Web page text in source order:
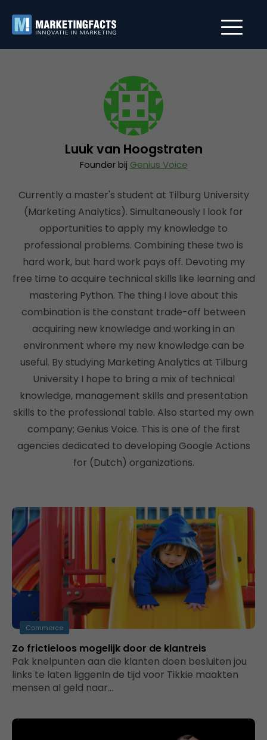
Luuk van Hoogstraten
Founder bij Genius Voice
Currently a master's student at Tilburg University
(Marketing Analytics). Simultaneously I look for
opportunities to apply my knowledge to
professional problems. Combining these two is
hard work, but hard work pays off. Devoting my
free time to acquire technical skills like learning and
mastering Python. The thing I love about this
combination is the constant trade-off between
acquiring new knowledge and working in an
environment where my new knowledge can be
useful. By studying Marketing Analytics at Tilburg
University I hope to bring a mix of technical
knowledge, management skills and presentation
skills to the professional table. Also started my own
company; Genius Voice. This is one of the first
agencies dedicated to developing Google Actions
for (Dutch) organizations.
Commerce
Zo frictieloos mogelijk door de klantreis
Pak knelpunten aan die klanten doen besluiten jou
links te laten liggenIn de tijd voor Tikkie maakten
mensen al geld naar…